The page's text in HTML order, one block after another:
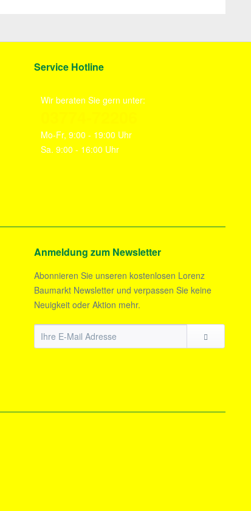
Service Hotline
Wir beraten Sie gern unter:
Mo-Fr, 9:00 - 19:00 Uhr
Sa. 9:00 - 16:00 Uhr
Anmeldung zum Newsletter
Abonnieren Sie unseren kostenlosen Lorenz
Baumarkt Newsletter und verpassen Sie keine
Neuigkeit oder Aktion mehr.